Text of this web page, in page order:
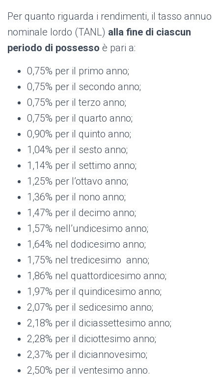
Per quanto riguarda i rendimenti, il tasso annuo
nominale lordo (TANL) alla fine di ciascun
periodo di possesso è pari a:
0,75% per il primo anno;
0,75% per il secondo anno;
0,75% per il terzo anno;
0,75% per il quarto anno;
0,90% per il quinto anno;
1,04% per il sesto anno;
1,14% per il settimo anno;
1,25% per l’ottavo anno;
1,36% per il nono anno;
1,47% per il decimo anno;
1,57% nell’undicesimo anno;
1,64% nel dodicesimo anno;
1,75% nel tredicesimo anno;
1,86% nel quattordicesimo anno;
1,97% per il quindicesimo anno;
2,07% per il sedicesimo anno;
2,18% per il diciassettesimo anno;
2,28% per il diciottesimo anno;
2,37% per il diciannovesimo;
2,50% per il ventesimo anno.